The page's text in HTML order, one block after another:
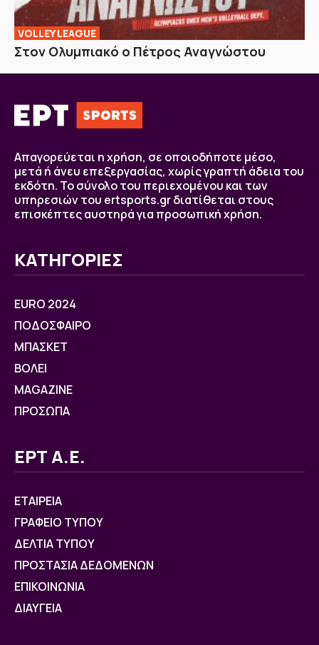
VOLLEY LEAGUE
Στον Ολυμπιακό ο Πέτρος Αναγνώστου
Απαγορεύεται η χρήση, σε οποιοδήποτε μέσο,
μετά ή άνευ επεξεργασίας, χωρίς γραπτή άδεια του
εκδότη. Το σύνολο του περιεχομένου και των
υπηρεσιών του ertsports.gr διατίθεται στους
επισκέπτες αυστηρά για προσωπική χρήση.
ΚΑΤΗΓΟΡΙΕΣ
EURO 2024
ΠΟΔΟΣΦΑΙΡΟ
ΜΠΑΣΚΕΤ
ΒOΛΕΙ
MAGAZINE
ΠΡΟΣΩΠΑ
ΕΡΤ Α.Ε.
ΕΤΑΙΡΕΙΑ
ΓΡΑΦΕΙΟ ΤΥΠΟΥ
ΔΕΛΤΙΑ ΤΥΠΟΥ
ΠΡΟΣΤΑΣΙΑ ΔΕΔΟΜΕΝΩΝ
ΕΠΙΚΟΙΝΩΝΙΑ
ΔΙΑΥΓΕΙΑ